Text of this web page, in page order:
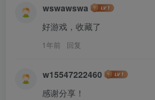
wswawswa
好游戏，收藏了
1年前 回复
w15547222460
感谢分享！